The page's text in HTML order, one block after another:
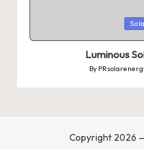
Luminous
Posted
by
By
Copyright 2026